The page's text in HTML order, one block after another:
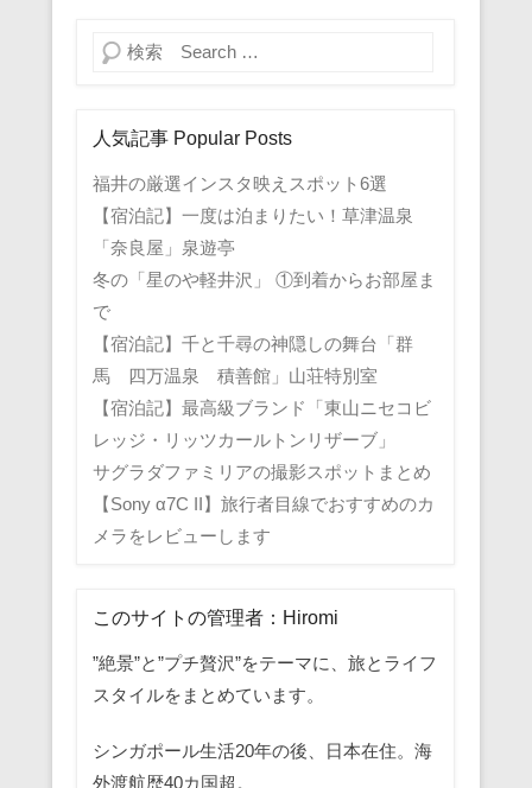
検索
人気記事 Popular Posts
福井の厳選インスタ映えスポット6選
【宿泊記】一度は泊まりたい！草津温泉
「奈良屋」泉遊亭
冬の「星のや軽井沢」 ①到着からお部屋ま
で
【宿泊記】千と千尋の神隠しの舞台「群
馬 四万温泉 積善館」山荘特別室
【宿泊記】最高級ブランド「東山ニセコビ
レッジ・リッツカールトンリザーブ」
サグラダファミリアの撮影スポットまとめ
【Sony α7C II】旅行者目線でおすすめのカ
メラをレビューします
このサイトの管理者：Hiromi
”絶景”と”プチ贅沢”をテーマに、旅とライフ
スタイルをまとめています。
シンガポール生活20年の後、日本在住。海
外渡航歴40カ国超。